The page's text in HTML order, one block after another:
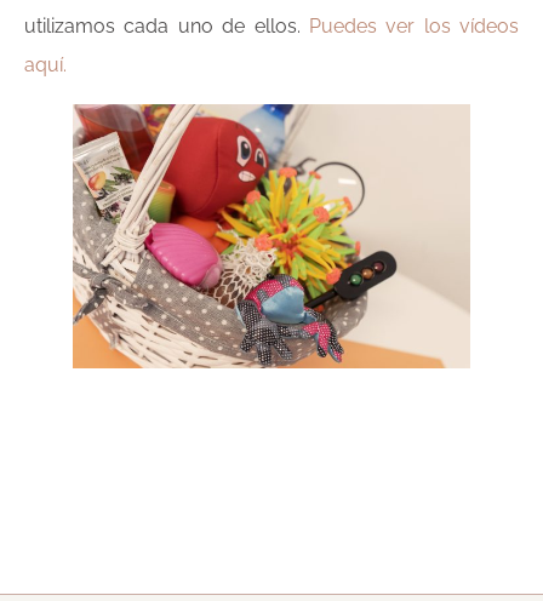
utilizamos cada uno de ellos. Puedes ver los vídeos
aquí.